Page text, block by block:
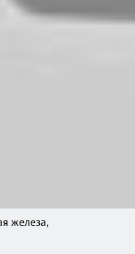
железа,